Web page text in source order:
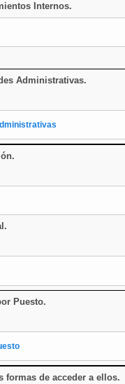
Internos.
Administrativas.
.
Puesto.
formas de acceder a ellos.